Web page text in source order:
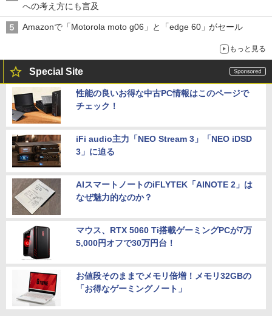
への考え方にも言及
Amazonで「Motorola moto g06」と「edge 60」がセール
もっと見る
Special Site
性能の良いお得な中古PC情報はこのページで
チェック！
iFi audio主力「NEO Stream 3」「NEO iDSD
3」に迫る
AIスマートノートのiFLYTEK「AINOTE 2」は
なぜ魅力的なのか？
マウス、RTX 5060 Ti搭載ゲーミングPCが7万
5,000円オフで30万円台！
お値段そのままでメモリ倍増！メモリ32GBの
「お得なゲーミングノート」